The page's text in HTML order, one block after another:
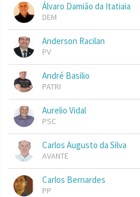
Álvaro Damião da Itatiaia
DEM
Anderson Racilan
PV
André Basilio
PATRI
Aurelio Vidal
PSC
Carlos Augusto da Silva
AVANTE
Carlos Bernardes
PP